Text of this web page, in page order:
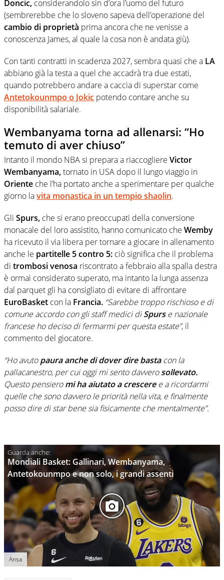
Doncic, considerandolo sin d’ora l’uomo del futuro
(sembrerebbe che lo sloveno sapeva dell’operazione del
cambio di proprietà prima ancora che ne venisse a
conoscenza James, al quale la cosa non è andata giù).
Con tanti contratti in scadenza 2027, sembra quasi che a LA
abbiano già la testa a quel che accadrà tra due estati,
quando potrebbero andare a caccia di superstar come
Antetokounmpo o Jokic potendo contare anche su
disponibilità salariale.
Wembanyama torna ad allenarsi: “Ho
temuto di aver chiuso”
Intanto il mondo NBA si prepara a riaccogliere Victor
Wembanyama,tornato in USA dopo il lungo viaggio in
Oriente che l’ha portato anche a sperimentare per qualche
giorno lavita monastica in un tempio shaolin.
Gli Spurs, che si erano preoccupati della conversione
monacale del loro assistito, hanno comunicato che Wemby
ha ricevuto il via libera per tornare a giocare in allenamento
anche le partitelle 5 contro 5: ciò significa che il problema
di trombosi venosa riscontrato a febbraio alla spalla destra
è ormai considerato superato, ma intanto la lunga assenza
dal parquet gli ha consigliato di evitare di affrontare
EuroBasket con la Francia. “Sarebbe troppo rischioso e di
comune accordo con gli staff medici diSpurse nazionale
francese ho deciso di fermarmi per questa estate”, il
commento del giocatore.
“Ho avutopaura anche di dover dire bastacon la
pallacanestro, per cui oggi mi sento davverosollevato.
Questo pensieromi ha aiutato a cresceree a ricordarmi
quelle che sono davvero le priorità nella vita, e finalmente
posso dire di star bene sia fisicamente che mentalmente”.
Mondiali Basket: Gallinari, Wembanyama,
Antetokounmpo e non solo, i grandi assenti
Ansa